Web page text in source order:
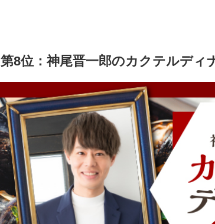
第8位：神尾晋一郎のカクテルディ